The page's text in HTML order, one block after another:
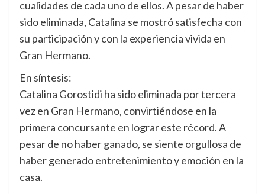
cualidades de cada uno de ellos. A pesar de haber
sido eliminada, Catalina se mostró satisfecha con
su participación y con la experiencia vivida en
Gran Hermano.
En síntesis:
Catalina Gorostidi ha sido eliminada por tercera
vez en Gran Hermano, convirtiéndose en la
primera concursante en lograr este récord. A
pesar de no haber ganado, se siente orgullosa de
haber generado entretenimiento y emoción en la
casa.